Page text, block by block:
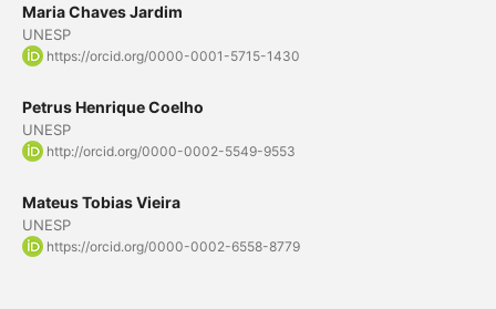
Maria Chaves Jardim
UNESP
https://orcid.org/0000-0001-5715-1430
Petrus Henrique Coelho
UNESP
http://orcid.org/0000-0002-5549-9553
Mateus Tobias Vieira
UNESP
https://orcid.org/0000-0002-6558-8779